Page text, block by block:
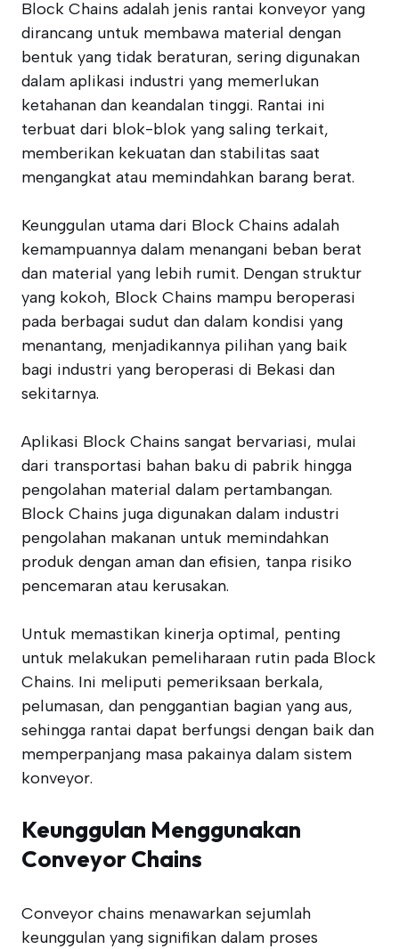
Block Chains adalah jenis rantai konveyor yang
dirancang untuk membawa material dengan
bentuk yang tidak beraturan, sering digunakan
dalam aplikasi industri yang memerlukan
ketahanan dan keandalan tinggi. Rantai ini
terbuat dari blok-blok yang saling terkait,
memberikan kekuatan dan stabilitas saat
mengangkat atau memindahkan barang berat.
Keunggulan utama dari Block Chains adalah
kemampuannya dalam menangani beban berat
dan material yang lebih rumit. Dengan struktur
yang kokoh, Block Chains mampu beroperasi
pada berbagai sudut dan dalam kondisi yang
menantang, menjadikannya pilihan yang baik
bagi industri yang beroperasi di Bekasi dan
sekitarnya.
Aplikasi Block Chains sangat bervariasi, mulai
dari transportasi bahan baku di pabrik hingga
pengolahan material dalam pertambangan.
Block Chains juga digunakan dalam industri
pengolahan makanan untuk memindahkan
produk dengan aman dan efisien, tanpa risiko
pencemaran atau kerusakan.
Untuk memastikan kinerja optimal, penting
untuk melakukan pemeliharaan rutin pada Block
Chains. Ini meliputi pemeriksaan berkala,
pelumasan, dan penggantian bagian yang aus,
sehingga rantai dapat berfungsi dengan baik dan
memperpanjang masa pakainya dalam sistem
konveyor.
Keunggulan Menggunakan
Conveyor Chains
Conveyor chains menawarkan sejumlah
keunggulan yang signifikan dalam proses